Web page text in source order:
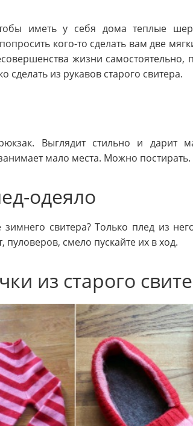
иметь у себя дома теплые
кого-то сделать вам две
жизни
сделать из рукавов старого свитера.
Выглядит стильно и дарит
мало места. Можно постирать.
одеяло
свитера? Только плед из
смело пускайте их в ход.
из старого